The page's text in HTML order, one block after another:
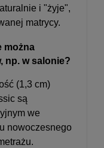
i "żyje",
matrycy.
można
np. w salonie?
(1,3 cm)
są
we
nowoczesnego